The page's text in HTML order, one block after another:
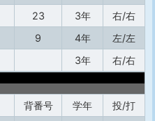
23 3年
右/右
9 4年
左/左
3年
右/右
背番号 学年
投/打